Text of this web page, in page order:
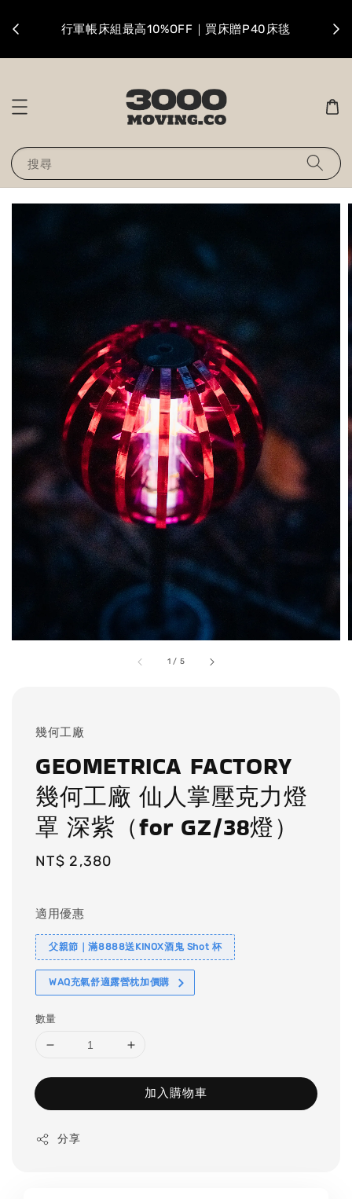
行軍帳床組最高10%OFF｜買床贈P40床毯
搜尋
1 / 5
幾何工廠
GEOMETRICA FACTORY
幾何工廠 仙人掌壓克力燈
罩 深紫（for GZ/38燈）
Regular
NT$ 2,380
適用優惠
父親節｜滿8888送KINOX酒鬼 Shot 杯
WAQ充氣舒適露營枕加價購
數量
加入購物車
分享